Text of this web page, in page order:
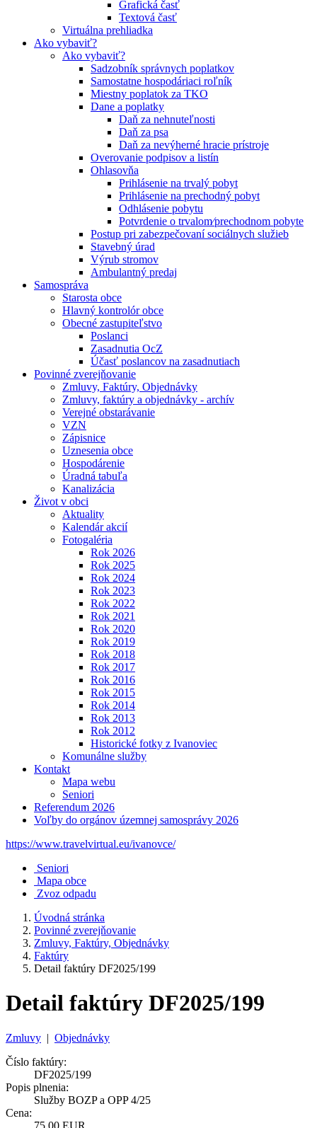
Grafická časť
Textová časť
Virtuálna prehliadka
Ako vybaviť?
Ako vybaviť?
Sadzobník správnych poplatkov
Samostatne hospodáriaci roľník
Miestny poplatok za TKO
Dane a poplatky
Daň za nehnuteľnosti
Daň za psa
Daň za nevýherné hracie prístroje
Overovanie podpisov a listín
Ohlasovňa
Prihlásenie na trvalý pobyt
Prihlásenie na prechodný pobyt
Odhlásenie pobytu
Potvrdenie o trvalom⁄prechodnom pobyte
Postup pri zabezpečovaní sociálnych služieb
Stavebný úrad
Výrub stromov
Ambulantný predaj
Samospráva
Starosta obce
Hlavný kontrolór obce
Obecné zastupiteľstvo
Poslanci
Zasadnutia OcZ
Účasť poslancov na zasadnutiach
Povinné zverejňovanie
Zmluvy, Faktúry, Objednávky
Zmluvy, faktúry a objednávky - archív
Verejné obstarávanie
VZN
Zápisnice
Uznesenia obce
Hospodárenie
Úradná tabuľa
Kanalizácia
Život v obci
Aktuality
Kalendár akcií
Fotogaléria
Rok 2026
Rok 2025
Rok 2024
Rok 2023
Rok 2022
Rok 2021
Rok 2020
Rok 2019
Rok 2018
Rok 2017
Rok 2016
Rok 2015
Rok 2014
Rok 2013
Rok 2012
Historické fotky z Ivanoviec
Komunálne služby
Kontakt
Mapa webu
Seniori
Referendum 2026
Voľby do orgánov územnej samosprávy 2026
https://www.travelvirtual.eu/ivanovce/
Seniori
Mapa obce
Zvoz odpadu
Úvodná stránka
Povinné zverejňovanie
Zmluvy, Faktúry, Objednávky
Faktúry
Detail faktúry DF2025/199
Detail faktúry DF2025/199
Zmluvy | Objednávky
Číslo faktúry:
DF2025/199
Popis plnenia:
Služby BOZP a OPP 4/25
Cena:
75,00 EUR